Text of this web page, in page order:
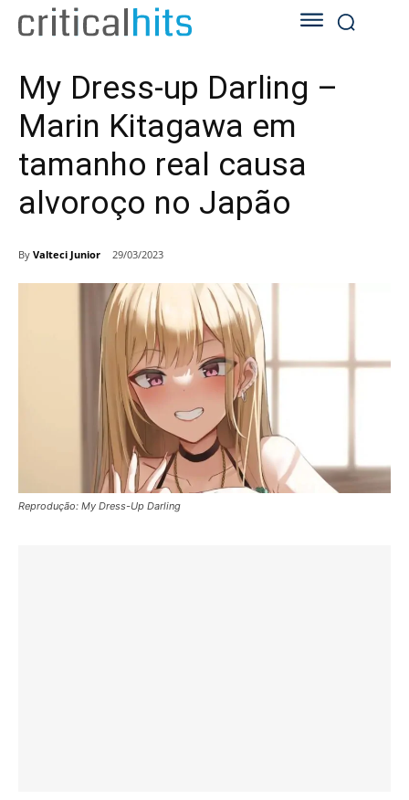
My Dress-up Darling –
Marin Kitagawa em
tamanho real causa
alvoroço no Japão
By Valteci Junior 29/03/2023
Reprodução: My Dress-Up Darling